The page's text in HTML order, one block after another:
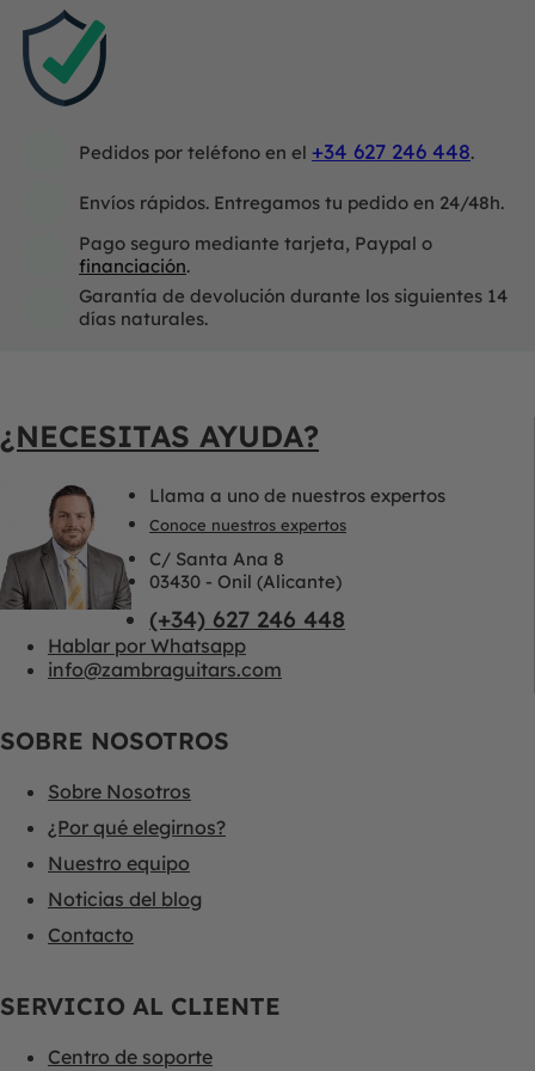
Pedidos por teléfono en el +34 627 246 448.
Envíos rápidos. Entregamos tu pedido en 24/48h.
Pago seguro mediante tarjeta, Paypal o
financiación.
Garantía de devolución durante los siguientes 14
días naturales.
¿NECESITAS AYUDA?
Llama a uno de nuestros expertos
Conoce nuestros expertos
C/ Santa Ana 8
03430 - Onil (Alicante)
(+34) 627 246 448
Hablar por Whatsapp
info@zambraguitars.com
SOBRE NOSOTROS
Sobre Nosotros
¿Por qué elegirnos?
Nuestro equipo
Noticias del blog
Contacto
SERVICIO AL CLIENTE
Centro de soporte